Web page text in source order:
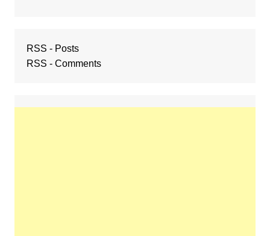
RSS - Posts
RSS - Comments